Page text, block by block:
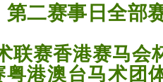
第二赛事日全部
联赛香港赛马会
粤港澳台马术团